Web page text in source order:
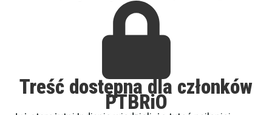
Treść dostępna dla członków
PTBRiO